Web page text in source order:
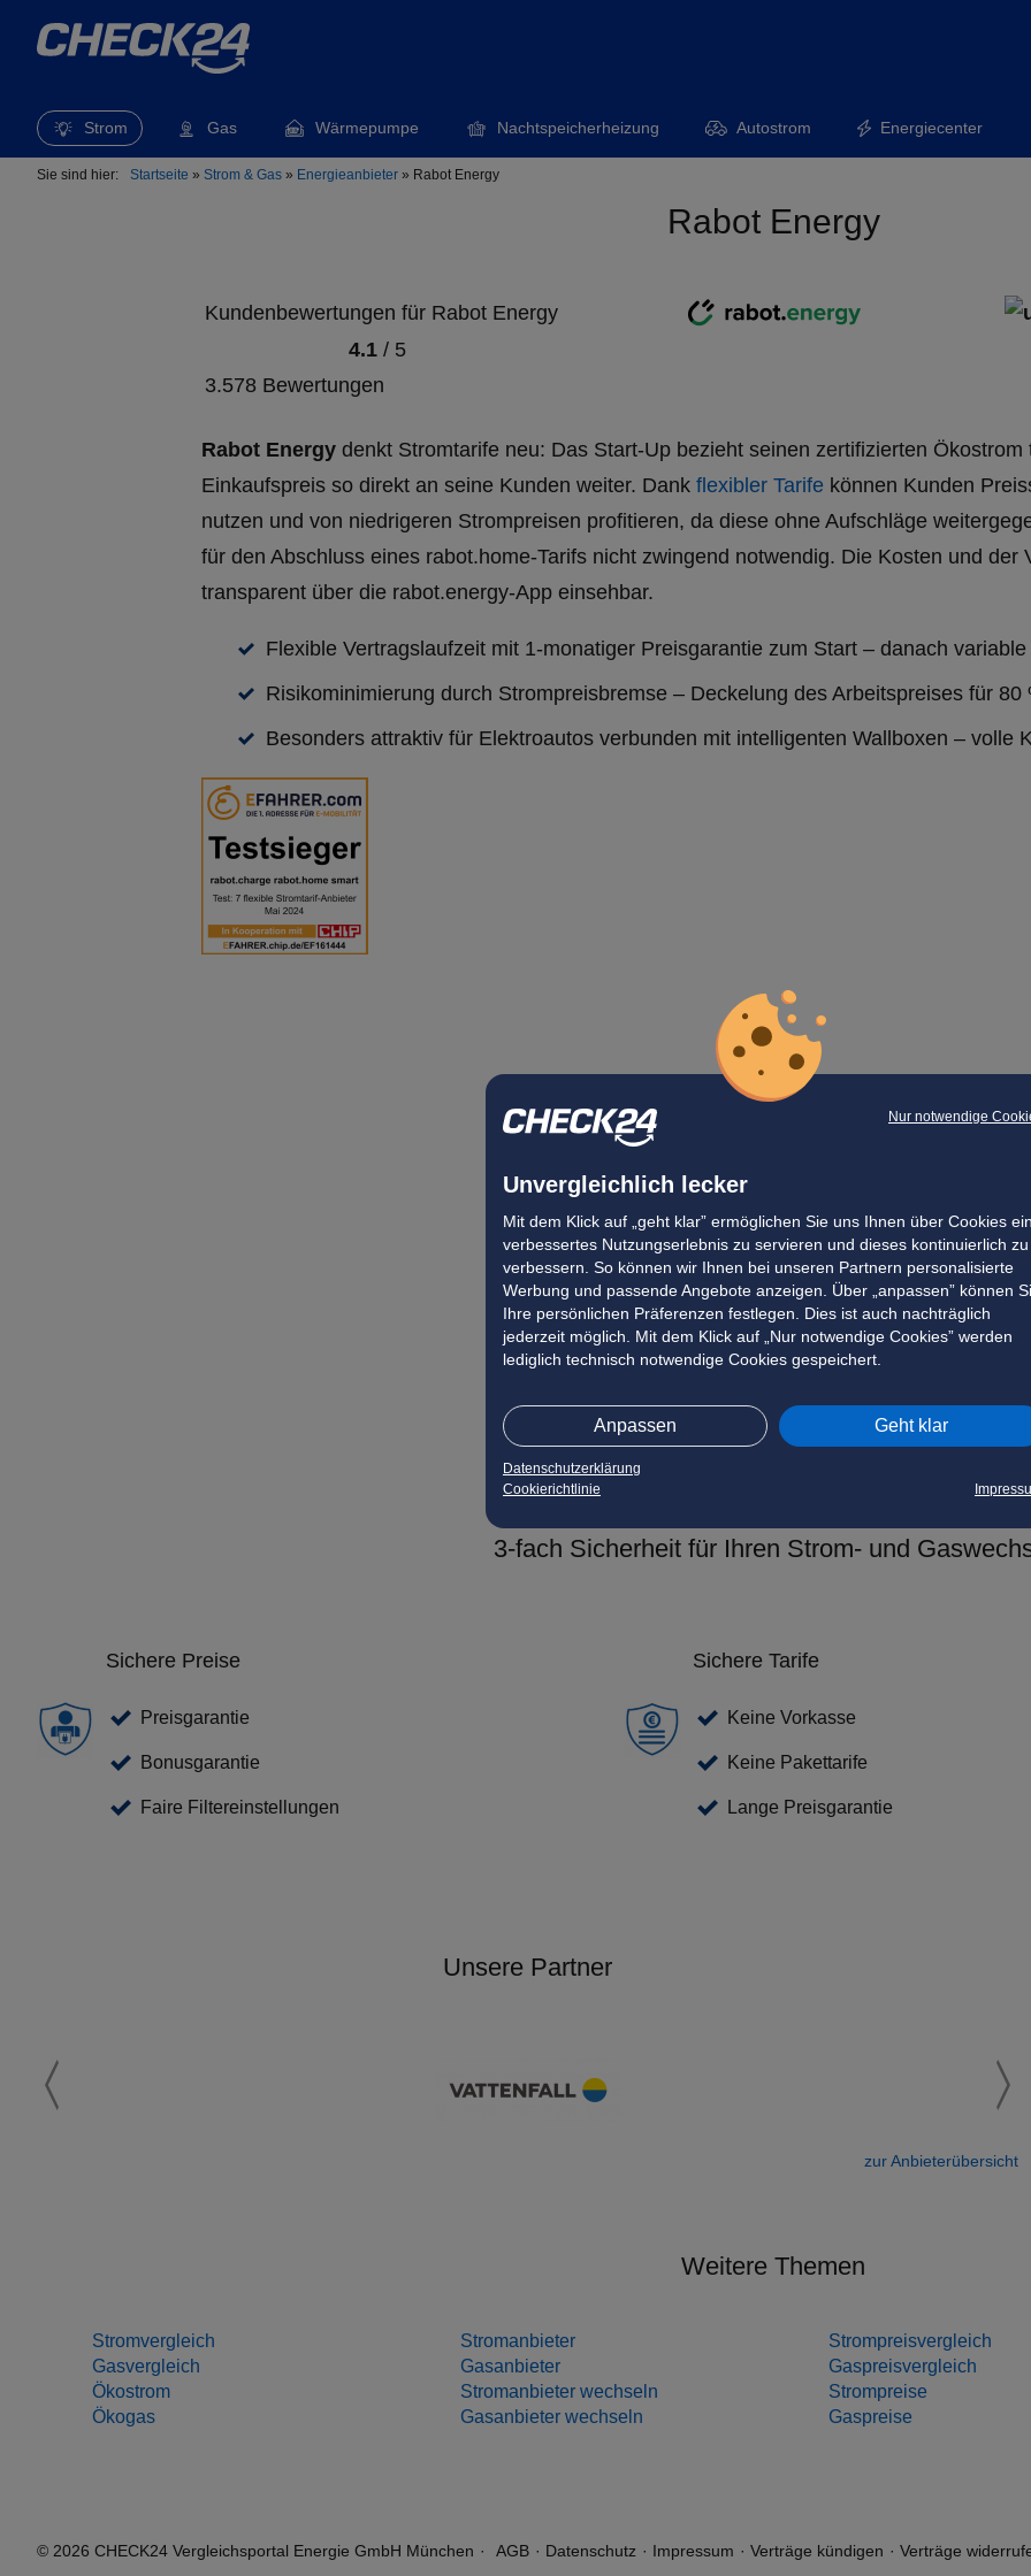
Nur notwendige
Unvergleichlich lecker
Mit dem Klick auf „geht klar” ermöglichen Sie uns Ihnen über Cookies ein
verbessertes Nutzungserlebnis zu servieren und dieses kontinuierlich zu
verbessern. So können wir Ihnen bei unseren Partnern personalisierte
Werbung und passende Angebote anzeigen. Über „anpassen” können
Ihre persönlichen Präferenzen festlegen. Dies ist auch nachträglich
jederzeit möglich. Mit dem Klick auf „Nur notwendige Cookies” werden
lediglich technisch notwendige Cookies gespeichert.
Anpassen Geht klar
Datenschutzerklärung
Cookierichtlinie
Strom Gas Wärmepumpe Nachtspeicherheizung Autostrom Energiecenter
Sie sind hier: Startseite » Strom & Gas » Energieanbieter » Rabot Energy
Rabot Energy
Kundenbewertungen für Rabot Energy
4.1 / 5
3.578 Bewertungen
Rabot Energy denkt Stromtarife neu: Das Start-Up bezieht seinen zertifizierten
Einkaufspreis so direkt an seine Kunden weiter. Dank flexibler Tarife können Kunden
nutzen und von niedrigeren Strompreisen profitieren, da diese ohne Aufschläge
für den Abschluss eines rabot.home-Tarifs nicht zwingend notwendig. Die Kosten und der
transparent über die rabot.energy-App einsehbar.
Flexible Vertragslaufzeit mit 1-monatiger Preisgarantie zum Start – danach
Risikominimierung durch Strompreisbremse – Deckelung des Arbeitspreises für 80
Besonders attraktiv für Elektroautos verbunden mit intelligenten Wallboxen – volle
3-fach Sicherheit für Ihren Strom- und
Sichere Preise
Preisgarantie
Bonusgarantie
Faire Filtereinstellungen
Sichere Tarife
Keine Vorkasse
Keine Pakettarife
Lange Preisgarantie
Unsere Partner
zur Anbieterübersicht
Weitere Themen
Stromvergleich
Gasvergleich
Ökostrom
Ökogas
Stromanbieter
Gasanbieter
Stromanbieter wechseln
Gasanbieter wechseln
Strompreisvergleich
Gaspreisvergleich
Strompreise
Gaspreise
© 2026 CHECK24 Vergleichsportal Energie GmbH München AGB Datenschutz Impressum Verträge kündigen Verträge